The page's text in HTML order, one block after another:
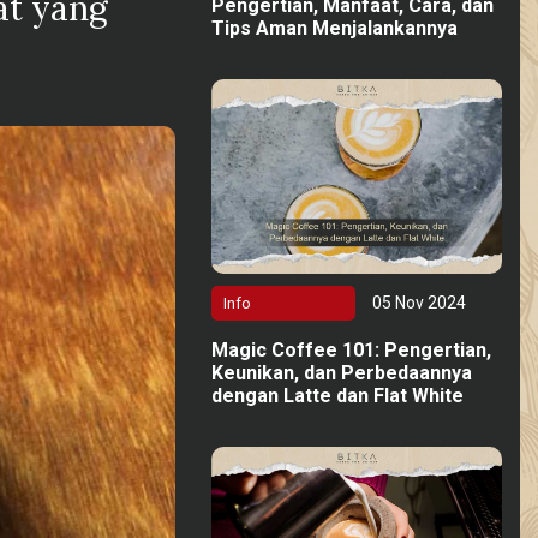
Pengertian, Manfaat, Cara, dan
Tips Aman Menjalankannya
Info 05 Nov 2024
Magic Coffee 101: Pengertian,
Keunikan, dan Perbedaannya
dengan Latte dan Flat White